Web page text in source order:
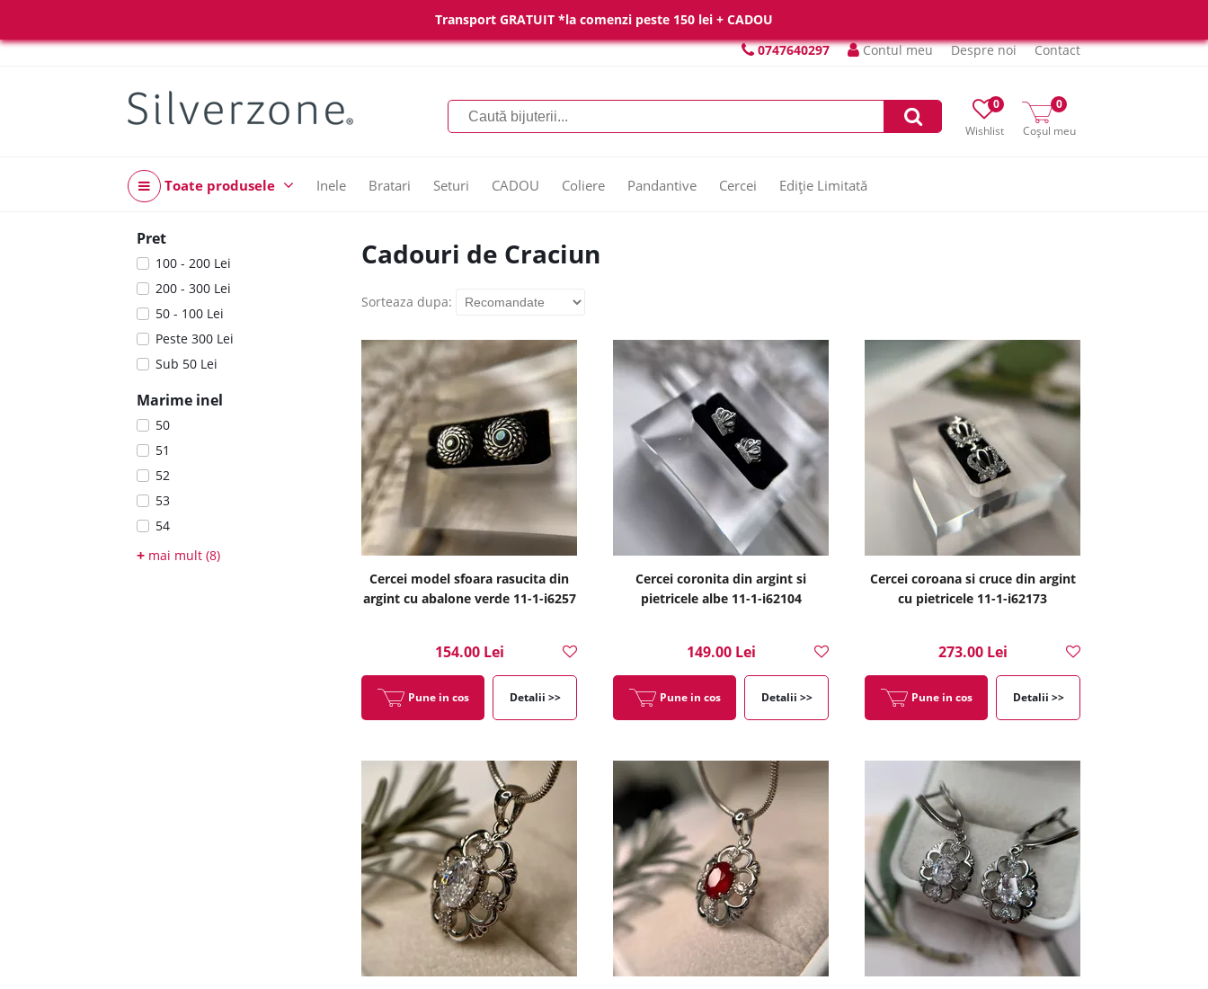
Transport GRATUIT *la comenzi peste 150 lei + CADOU
0747640297
Contul meu Despre noi Contact
Wishlist
0
Coșul meu
0
Toate produsele Inele Bratari Seturi CADOU Coliere Pandantive Cercei Ediție Limitată
Pret
100 - 200 Lei
200 - 300 Lei
50 - 100 Lei
Peste 300 Lei
Sub 50 Lei
Marime inel
50
51
52
53
54
55
+ mai mult (8)
Cadouri de Craciun
Sorteaza dupa:
Cercei model sfoara rasucita din
argint cu abalone verde 11-1-i6257
154.00 Lei
Pune in cos Detalii >>
Cercei coronita din argint si
pietricele albe 11-1-i62104
149.00 Lei
Pune in cos Detalii >>
Cercei coroana si cruce din argint
cu pietricele 11-1-i62173
273.00 Lei
Pune in cos Detalii >>